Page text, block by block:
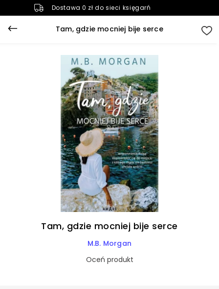
Dostawa 0 zł do sieci księgarń
Tam, gdzie mocniej bije serce
Tam, gdzie mocniej bije serce
M.B. Morgan
Oceń produkt